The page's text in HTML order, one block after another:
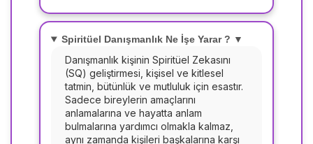
Spiritüel Danışmanlık Ne İşe Yarar ? ▼
Danışmanlık kişinin Spiritüel Zekasını
(SQ) geliştirmesi, kişisel ve kitlesel
tatmin, bütünlük ve mutluluk için esastır.
Sadece bireylerin amaçlarını
anlamalarına ve hayatta anlam
bulmalarına yardımcı olmakla kalmaz,
aynı zamanda kişileri başkalarına karşı